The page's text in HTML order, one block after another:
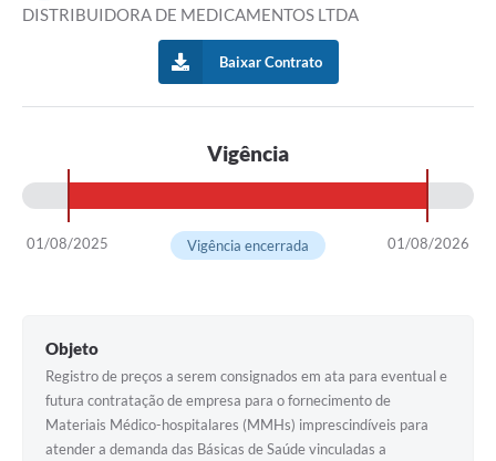
DISTRIBUIDORA DE MEDICAMENTOS LTDA
Baixar Contrato
Vigência
01/08/2025 01/08/2026
Vigência encerrada
Objeto
Registro de preços a serem consignados em ata para eventual e
futura contratação de empresa para o fornecimento de
Materiais Médico-hospitalares (MMHs) imprescindíveis para
atender a demanda das Básicas de Saúde vinculadas a